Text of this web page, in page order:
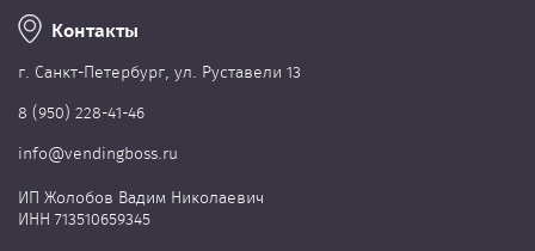
Контакты
г. Cанкт-Петербург, ул. Руставели 13
8 (950) 228-41-46
info@vendingboss.ru
ИП Жолобов Вадим Николаевич
ИНН 713510659345